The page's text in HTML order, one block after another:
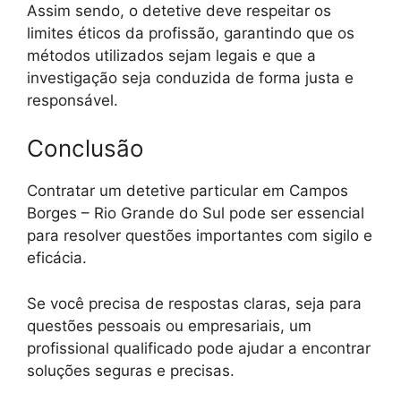
Assim sendo, o detetive deve respeitar os
limites éticos da profissão, garantindo que os
métodos utilizados sejam legais e que a
investigação seja conduzida de forma justa e
responsável.
Conclusão
Contratar um detetive particular em Campos
Borges – Rio Grande do Sul pode ser essencial
para resolver questões importantes com sigilo e
eficácia.
Se você precisa de respostas claras, seja para
questões pessoais ou empresariais, um
profissional qualificado pode ajudar a encontrar
soluções seguras e precisas.